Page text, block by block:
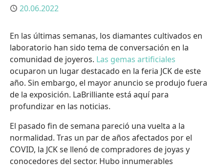
Publicado
20.06.2022
En las últimas semanas, los diamantes cultivados en
laboratorio han sido tema de conversación en la
comunidad de joyeros. Las gemas artificiales
ocuparon un lugar destacado en la feria JCK de este
año. Sin embargo, el mayor anuncio se produjo fuera
de la exposición. LaBrilliante está aquí para
profundizar en las noticias.
El pasado fin de semana pareció una vuelta a la
normalidad. Tras un par de años afectados por el
COVID, la JCK se llenó de compradores de joyas y
conocedores del sector. Hubo innumerables